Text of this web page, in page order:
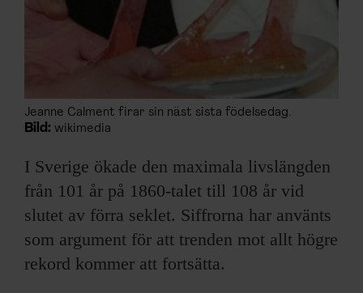
Jeanne Calment firar sin näst sista födelsedag.
Bild: wikimedia
I Sverige ökade den maximala livslängden
från 101 år på 1860-talet till 108 år vid
slutet av förra seklet. Siffrorna har använts
som argument för att trenden mot allt högre
rekord kommer att fortsätta.